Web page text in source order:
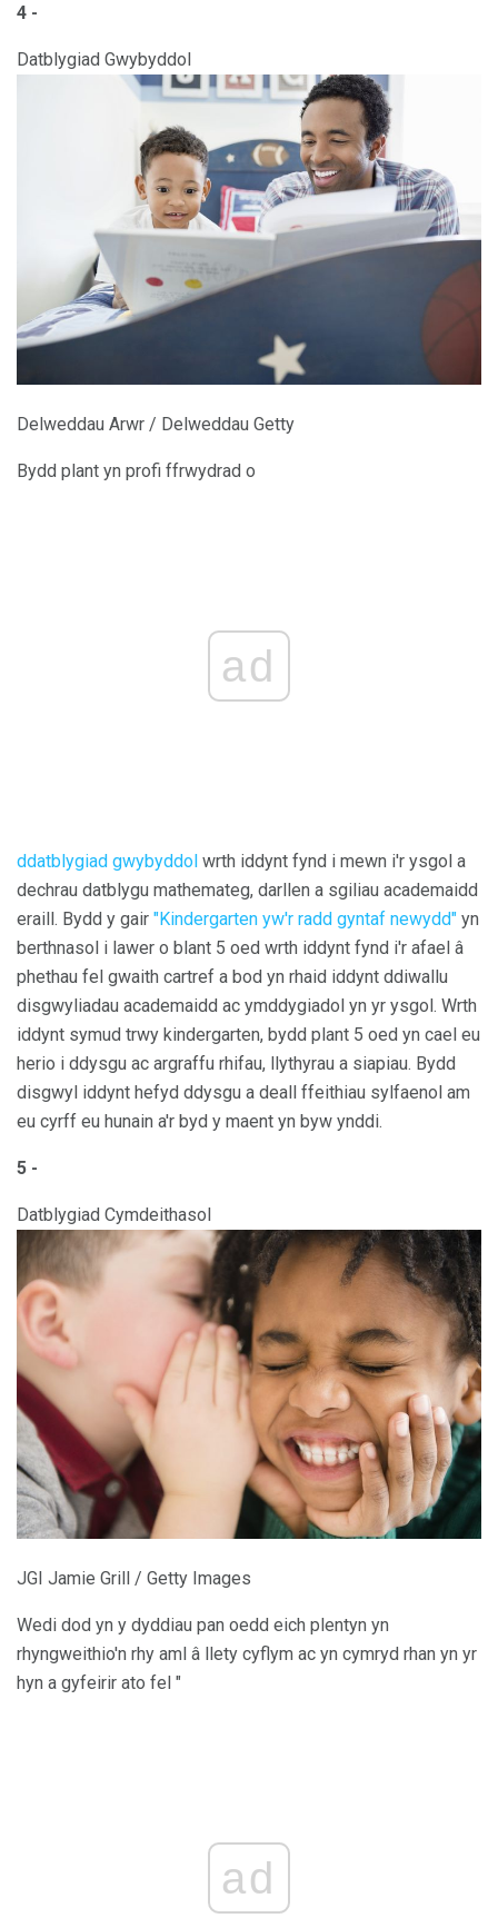
4 -
Datblygiad Gwybyddol
Delweddau Arwr / Delweddau Getty
Bydd plant yn profi ffrwydrad o
ad
ddatblygiad gwybyddol wrth iddynt fynd i mewn i'r ysgol a
dechrau datblygu mathemateg, darllen a sgiliau academaidd
eraill. Bydd y gair "Kindergarten yw'r radd gyntaf newydd" yn
berthnasol i lawer o blant 5 oed wrth iddynt fynd i'r afael â
phethau fel gwaith cartref a bod yn rhaid iddynt ddiwallu
disgwyliadau academaidd ac ymddygiadol yn yr ysgol. Wrth
iddynt symud trwy kindergarten, bydd plant 5 oed yn cael eu
herio i ddysgu ac argraffu rhifau, llythyrau a siapiau. Bydd
disgwyl iddynt hefyd ddysgu a deall ffeithiau sylfaenol am
eu cyrff eu hunain a'r byd y maent yn byw ynddi.
5 -
Datblygiad Cymdeithasol
JGI Jamie Grill / Getty Images
Wedi dod yn y dyddiau pan oedd eich plentyn yn
rhyngweithio'n rhy aml â llety cyflym ac yn cymryd rhan yn yr
hyn a gyfeirir ato fel "
ad